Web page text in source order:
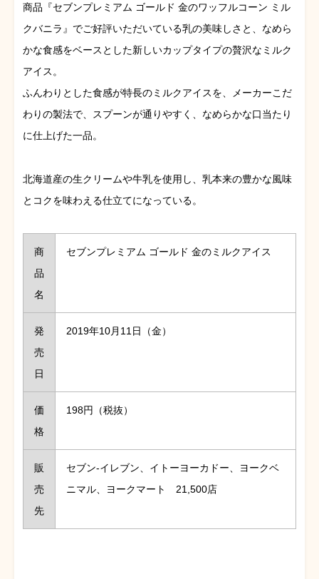
商品『セブンプレミアム ゴールド 金のワッフルコーン ミル
クバニラ』でご好評いただいている乳の美味しさと、なめら
かな食感をベースとした新しいカップタイプの贅沢なミルク
アイス。
ふんわりとした食感が特長のミルクアイスを、メーカーこだ
わりの製法で、スプーンが通りやすく、なめらかな口当たり
に仕上げた一品。
北海道産の生クリームや牛乳を使用し、乳本来の豊かな風味
とコクを味わえる仕立てになっている。
商
品
名
セブンプレミアム ゴールド 金のミルクアイス
発
売
日
2019年10月11日（金）
価
格
198円（税抜）
販
売
先
セブン‐イレブン、イトーヨーカドー、ヨークベ
ニマル、ヨークマート 21,500店